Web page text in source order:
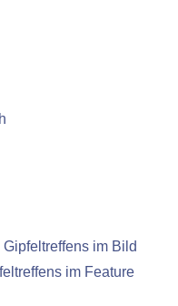
im Bild
im Feature